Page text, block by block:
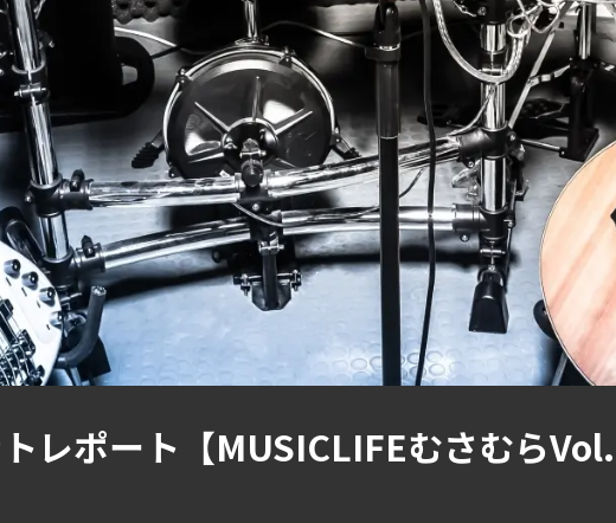
レポート【MUSICLIFEむさむら